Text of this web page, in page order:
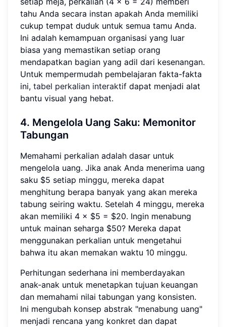
tahu Anda secara instan apakah Anda memiliki
cukup tempat duduk untuk semua tamu Anda.
Ini adalah kemampuan organisasi yang luar
biasa yang memastikan setiap orang
mendapatkan bagian yang adil dari kesenangan.
Untuk mempermudah pembelajaran fakta-fakta
ini, tabel perkalian interaktif dapat menjadi alat
bantu visual yang hebat.
4. Mengelola Uang Saku: Memonitor
Tabungan
Memahami perkalian adalah dasar untuk
mengelola uang. Jika anak Anda menerima uang
saku $5 setiap minggu, mereka dapat
menghitung berapa banyak yang akan mereka
tabung seiring waktu. Setelah 4 minggu, mereka
akan memiliki 4 × $5 = $20. Ingin menabung
untuk mainan seharga $50? Mereka dapat
menggunakan perkalian untuk mengetahui
bahwa itu akan memakan waktu 10 minggu.
Perhitungan sederhana ini memberdayakan
anak-anak untuk menetapkan tujuan keuangan
dan memahami nilai tabungan yang konsisten.
Ini mengubah konsep abstrak "menabung uang"
menjadi rencana yang konkret dan dapat